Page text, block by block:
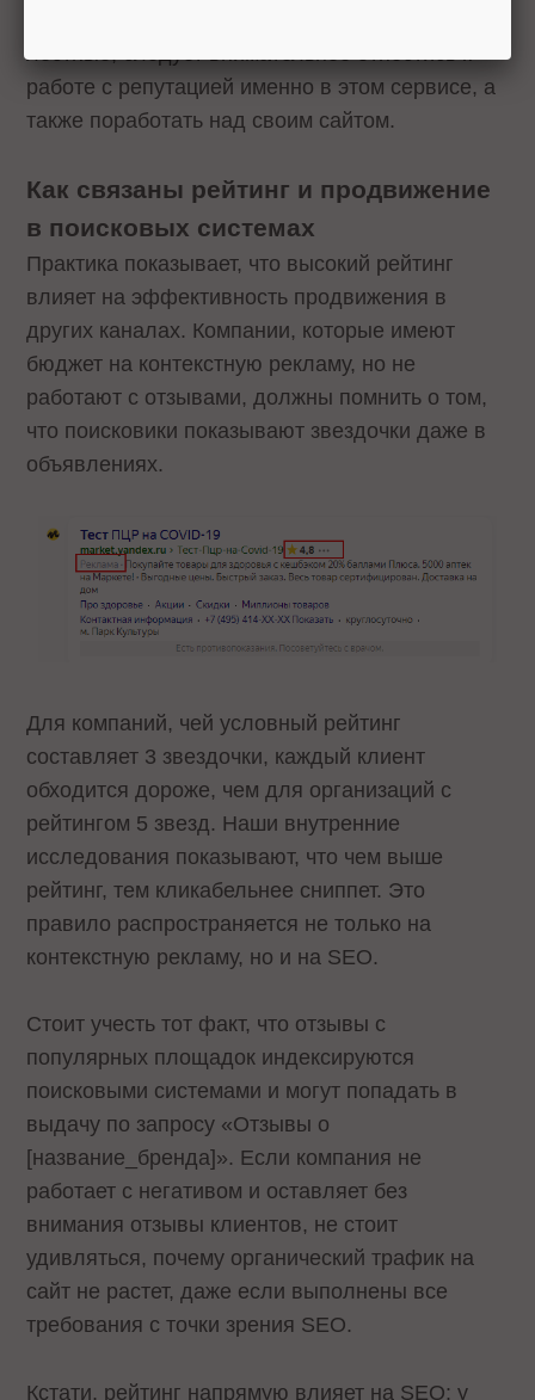
лестные, следует внимательнее отнестись к
работе с репутацией именно в этом сервисе, а
также поработать над своим сайтом.
Как связаны рейтинг и продвижение
в поисковых системах
Практика показывает, что высокий рейтинг
влияет на эффективность продвижения в
других каналах. Компании, которые имеют
бюджет на контекстную рекламу, но не
работают с отзывами, должны помнить о том,
что поисковики показывают звездочки даже в
объявлениях.
Для компаний, чей условный рейтинг
составляет 3 звездочки, каждый клиент
обходится дороже, чем для организаций с
рейтингом 5 звезд. Наши внутренние
исследования показывают, что чем выше
рейтинг, тем кликабельнее сниппет. Это
правило распространяется не только на
контекстную рекламу, но и на SEO.
Стоит учесть тот факт, что отзывы с
популярных площадок индексируются
поисковыми системами и могут попадать в
выдачу по запросу «Отзывы о
[название_бренда]». Если компания не
работает с негативом и оставляет без
внимания отзывы клиентов, не стоит
удивляться, почему органический трафик на
сайт не растет, даже если выполнены все
требования с точки зрения SEO.
Кстати, рейтинг напрямую влияет на SEO: у